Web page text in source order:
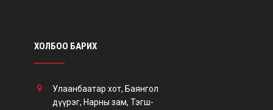
ХОЛБОО БАРИХ
Улаанбаатар хот, Баянгол
дүүрэг, Нарны зам, Тэгш-